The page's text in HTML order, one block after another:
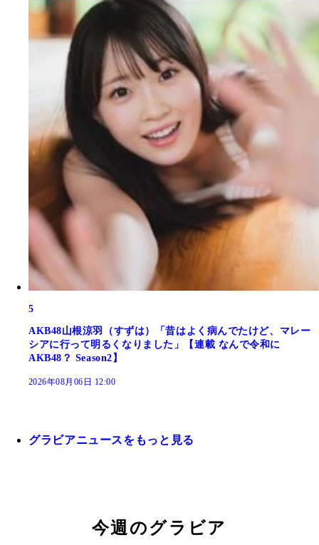
5
AKB48山根涼羽（すずは）「昔はよく病んでたけど、マレー
シアに行って明るくなりました」【連載 なんで令和に
AKB48？ Season2】
2026年08月06日 12:00
グラビアニュースをもっと見る
今週のグラビア